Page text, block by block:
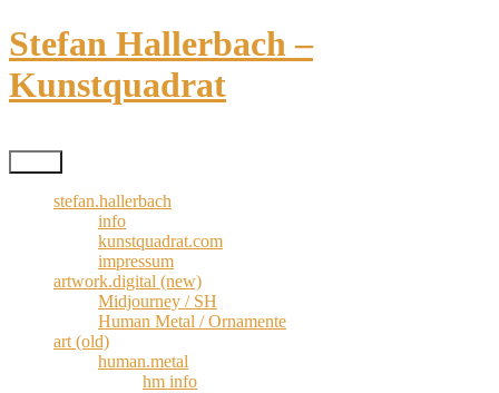
Zum
Inhalt
springen
Stefan Hallerbach –
Kunstquadrat
stefan.hallerbach
info
kunstquadrat.com
impressum
artwork.digital (new)
Midjourney / SH
Human Metal / Ornamente
art (old)
human.metal
hm info